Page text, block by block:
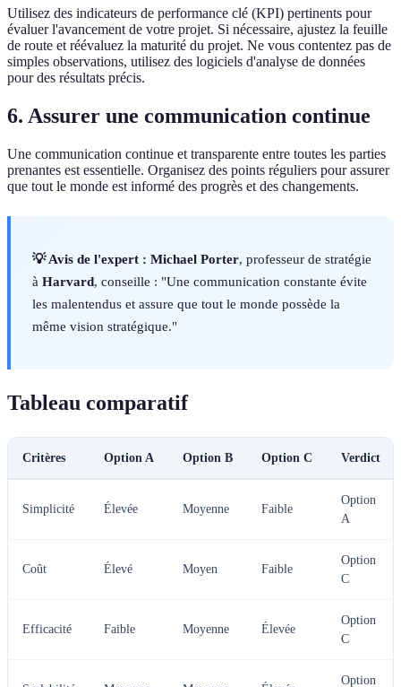
Utilisez des indicateurs de performance clé (KPI) pertinents pour
évaluer l'avancement de votre projet. Si nécessaire, ajustez la feuille
de route et réévaluez la maturité du projet. Ne vous contentez pas de
simples observations, utilisez des logiciels d'analyse de données
pour des résultats précis.
6. Assurer une communication continue
Une communication continue et transparente entre toutes les parties
prenantes est essentielle. Organisez des points réguliers pour assurer
que tout le monde est informé des progrès et des changements.
💡 Avis de l'expert : Michael Porter, professeur de stratégie
à Harvard, conseille : "Une communication constante évite
les malentendus et assure que tout le monde possède la
même vision stratégique."
Tableau comparatif
Critères Option A Option B Option C Verdict
Simplicité Élevée Moyenne Faible
Option
A
Coût Élevé Moyen Faible
Option
C
Efficacité Faible Moyenne Élevée
Option
C
Option